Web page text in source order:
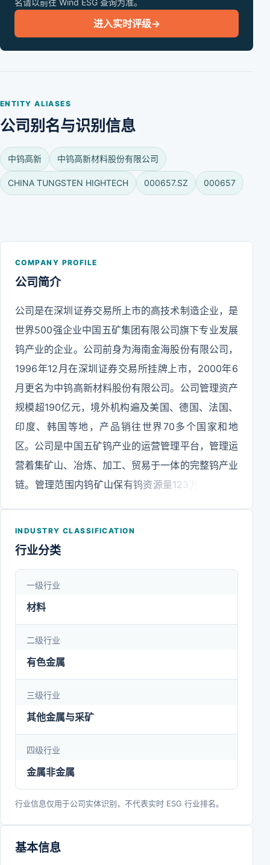
名请以前往 Wind ESG 查询为准。
进入实时评级→
ENTITY ALIASES
公司别名与识别信息
中钨高新 中钨高新材料股份有限公司
CHINA TUNGSTEN HIGHTECH 000657.SZ 000657
COMPANY PROFILE
公司简介
公司是在深圳证券交易所上市的高技术制造企业，是
世界500强企业中国五矿集团有限公司旗下专业发展
钨产业的企业。公司前身为海南金海股份有限公司，
1996年12月在深圳证券交易所挂牌上市，2000年6
月更名为中钨高新材料股份有限公司。公司管理资产
规模超190亿元，境外机构遍及美国、德国、法国、
印度、韩国等地，产品销往世界70多个国家和地
区。公司是中国五矿钨产业的运营管理平台，管理运
营着集矿山、冶炼、加工、贸易于一体的完整钨产业
链。管理范围内钨矿山保有钨资源量123万吨，占全
能力20000吨，占全国APT产能的10%。硬质合金占
品，其中切削刀具、IT工具，硬质合金棒材、球齿、
轧辊产品、粉末产品等处于国内领先水平，在国际上
出，拥有4个国家级科技创新平台和重点实验室，研
发人员近1500名，累计有效专利超过1500件，并保
持每年较快增长，是中国钨产业领域当之无愧的龙头
企业和领跑者。步入新时代，公司确立了“矿山是保
障，冶炼是基础，合金是方向”的战略定位，全体中
钨人将牢记“中国制造用中钨工具，世界制造有中国
工具”的战略使命，秉承“诚信、专业、创新、高效”的
共同价值观，发扬“千提百炼，其利断金”的企业精
INDUSTRY CLASSIFICATION
行业分类
一级行业
材料
二级行业
有色金属
三级行业
其他金属与采矿
四级行业
金属非金属
行业信息仅用于公司实体识别，不代表实时 ESG 行业排名。
基本信息